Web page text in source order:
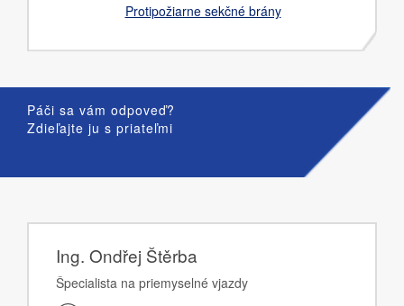
Protipožiarne sekčné brány
Páči sa vám odpoveď?
Zdieľajte ju s priateľmi
Ing. Ondřej Štěrba
Špecialista na priemyselné vjazdy